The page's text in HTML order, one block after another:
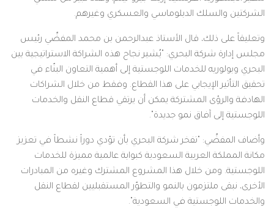
الشركتين والسلك الدبلوماسي والعسكري وغيرهم.
وتعليقاً على ذلك، قال الأستاذ عبدالرحمن بن محمد المفضِّي رئيس
مجلس إدارة شركة البحري: "يُشير نجاح هذه الشراكة الاستراتيجية بين
البحري وبولوريه للخدمات اللوجستية إلى أهمية التعاون البنّاء في
تحقيق التأثير الإيجابي على هذا القطاع. وفقط من خلال الشراكات
الهادفة والرؤى المشتركة يمكن أن يرتقي قطاع النقل والخدمات
اللوجستية إلى آفاق نمو جديدة".
وأضاف المفضِّي: "تفخر شركة البحري بأن تؤدي دوراً نشطاً في تعزيز
مكانة المملكة العربية السعودية كبوابة عالمية مميزة للخدمات
اللوجستية. ومن خلال هذا المشروع المشترك وغيره من المبادرات
الأخرى، نبقى ملتزمون بالنمو والتطوّر المستقبليين لقطاع النقل
والخدمات اللوجستية في السعودية".